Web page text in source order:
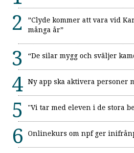
”Clyde kommer att vara vid
många år”
“De silar mygg och sväljer
Ny app ska aktivera personer
"Vi tar med eleven i de stora
Onlinekurs om npf ger